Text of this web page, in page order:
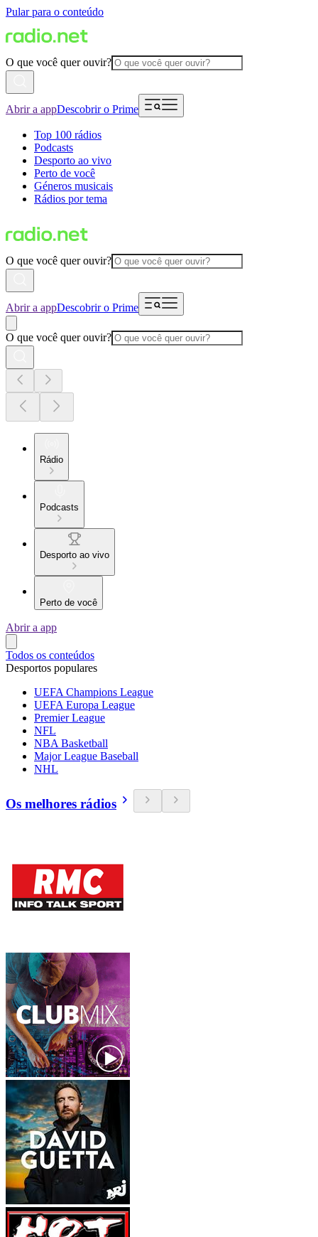
Pular para o conteúdo
O que você quer ouvir?
Abrir a appDescobrir o Prime
Top 100 rádios
Podcasts
Desporto ao vivo
Perto de você
Géneros musicais
Rádios por tema
O que você quer ouvir?
Abrir a appDescobrir o Prime
O que você quer ouvir?
Rádio
Podcasts
Desporto ao vivo
Perto de você
Abrir a app
Todos os conteúdos
Desportos populares
UEFA Champions League
UEFA Europa League
Premier League
NFL
NBA Basketball
Major League Baseball
NHL
Os melhores rádios